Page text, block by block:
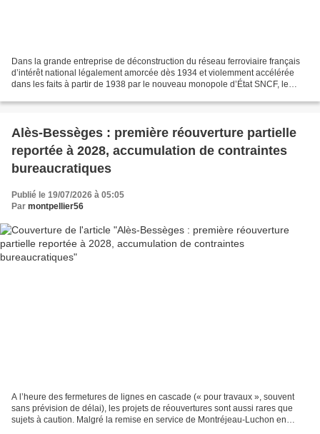
Dans la grande entreprise de déconstruction du réseau ferroviaire français
d’intérêt national légalement amorcée dès 1934 et violemment accélérée
dans les faits à partir de 1938 par le nouveau monopole d’État SNCF, le
Alès-Bessèges : première réouverture partielle
reportée à 2028, accumulation de contraintes
bureaucratiques
Publié le 19/07/2026 à 05:05
Par montpellier56
A l’heure des fermetures de lignes en cascade (« pour travaux », souvent
sans prévision de délai), les projets de réouvertures sont aussi rares que
sujets à caution. Malgré la remise en service de Montréjeau-Luchon en